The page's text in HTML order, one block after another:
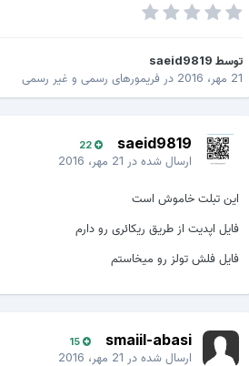
saeid9819
2016
درفریمورهای رسمی و غیر رسمی
saeid9819
22
ارسال شده در21 مهر، 2016
این تبلت خاموش است
فایل اپدیت از طریق ریکائری رو دارم
فایل فلش تولز رو میخاستم
smaiil-abasi
15
ارسال شده در21 مهر، 2016